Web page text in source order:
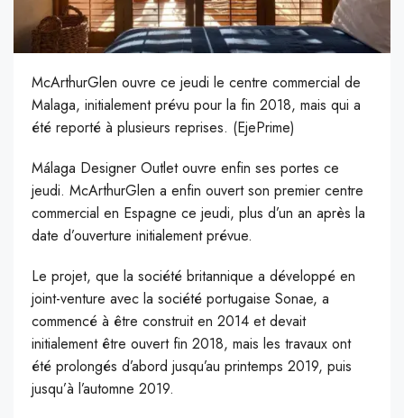
McArthurGlen ouvre ce jeudi le centre commercial de
Malaga, initialement prévu pour la fin 2018, mais qui a
été reporté à plusieurs reprises. (EjePrime)
Málaga Designer Outlet ouvre enfin ses portes ce
jeudi. McArthurGlen a enfin ouvert son premier centre
commercial en Espagne ce jeudi, plus d’un an après la
date d’ouverture initialement prévue.
Le projet, que la société britannique a développé en
joint-venture avec la société portugaise Sonae, a
commencé à être construit en 2014 et devait
initialement être ouvert fin 2018, mais les travaux ont
été prolongés d’abord jusqu’au printemps 2019, puis
jusqu’à l’automne 2019.